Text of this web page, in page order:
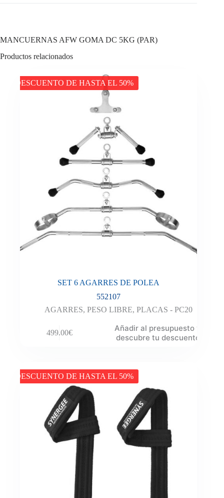
MANCUERNAS AFW GOMA DC 5KG (PAR)
Productos relacionados
DESCUENTO DE HASTA EL 50%
SET 6 AGARRES DE POLEA
552107
AGARRES,PESO LIBRE,PLACAS - PC20
499.00€
Añadir al presupuesto y
descubre tu descuento
DESCUENTO DE HASTA EL 50%